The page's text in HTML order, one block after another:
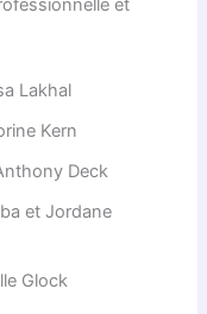
et
Lakhal
Kern
Deck
et Jordane
Glock